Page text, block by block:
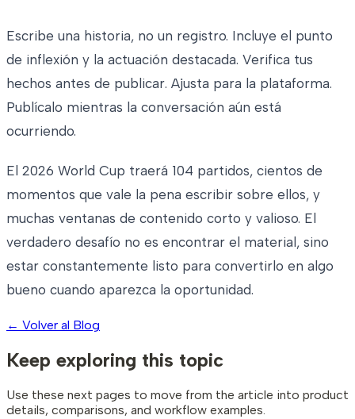
Escribe una historia, no un registro. Incluye el punto
de inflexión y la actuación destacada. Verifica tus
hechos antes de publicar. Ajusta para la plataforma.
Publícalo mientras la conversación aún está
ocurriendo.
El 2026 World Cup traerá 104 partidos, cientos de
momentos que vale la pena escribir sobre ellos, y
muchas ventanas de contenido corto y valioso. El
verdadero desafío no es encontrar el material, sino
estar constantemente listo para convertirlo en algo
bueno cuando aparezca la oportunidad.
← Volver al Blog
Keep exploring this topic
Use these next pages to move from the article into product
details, comparisons, and workflow examples.